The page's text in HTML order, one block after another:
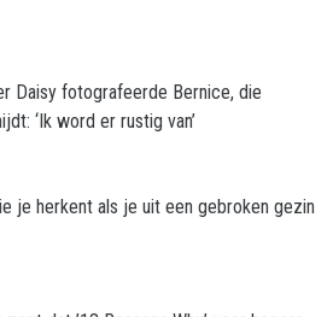
Daisy fotografeerde Bernice, die
‘Ik word er rustig van’
je herkent als je uit een gebroken gezin